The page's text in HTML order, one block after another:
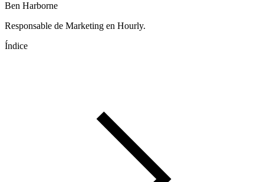
Ben Harborne
Responsable de Marketing en Hourly.
Índice